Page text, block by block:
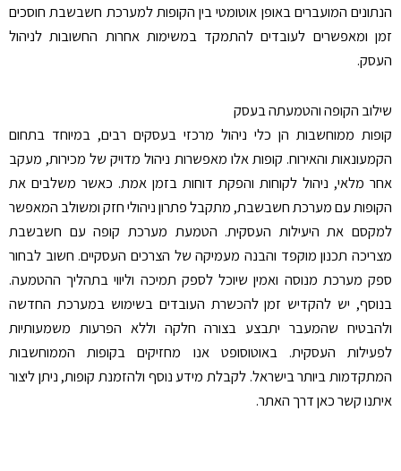
הנתונים המועברים באופן אוטומטי בין הקופות למערכת חשבשבת חוסכים
זמן ומאפשרים לעובדים להתמקד במשימות אחרות החשובות לניהול
העסק.
שילוב הקופה והטמעתה בעסק
קופות ממוחשבות הן כלי ניהול מרכזי בעסקים רבים, במיוחד בתחום
הקמעונאות והאירוח. קופות אלו מאפשרות ניהול מדויק של מכירות, מעקב
אחר מלאי, ניהול לקוחות והפקת דוחות בזמן אמת. כאשר משלבים את
הקופות עם מערכת חשבשבת, מתקבל פתרון ניהולי חזק ומשולב המאפשר
למקסם את היעילות העסקית. הטמעת מערכת קופה עם חשבשבת
מצריכה תכנון מוקפד והבנה מעמיקה של הצרכים העסקיים. חשוב לבחור
ספק מערכת מנוסה ואמין שיוכל לספק תמיכה וליווי בתהליך ההטמעה.
בנוסף, יש להקדיש זמן להכשרת העובדים בשימוש במערכת החדשה
ולהבטיח שהמעבר יתבצע בצורה חלקה וללא הפרעות משמעותיות
לפעילות העסקית. באוטוסופט אנו מחזיקים בקופות הממוחשבות
המתקדמות ביותר בישראל. לקבלת מידע נוסף ולהזמנת קופות, ניתן ליצור
איתנו קשר כאן דרך האתר.